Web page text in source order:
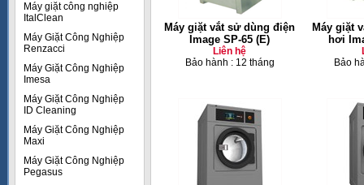
Máy giặt công nghiệp
ItalClean
Máy Giặt Công Nghiệp
Renzacci
Máy Giặt Công Nghiệp
Imesa
Máy Giặt Công Nghiệp
ID Cleaning
Máy Giặt Công Nghiệp
Maxi
Máy Giặt Công Nghiệp
Pegasus
Máy giặt vắt sử dùng điện
Image SP-65 (E)
Liên hệ
Bảo hành : 12 tháng
Máy giặt
hơi
Bảo